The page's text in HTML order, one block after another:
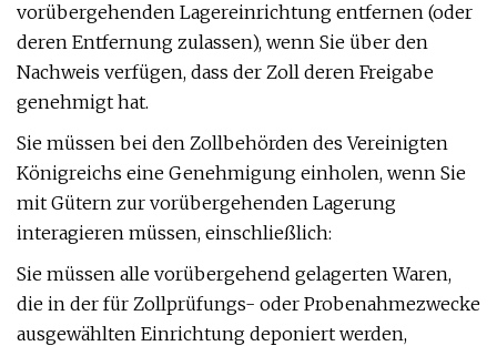
vorübergehenden Lagereinrichtung entfernen (oder
deren Entfernung zulassen), wenn Sie über den
Nachweis verfügen, dass der Zoll deren Freigabe
genehmigt hat.
Sie müssen bei den Zollbehörden des Vereinigten
Königreichs eine Genehmigung einholen, wenn Sie
mit Gütern zur vorübergehenden Lagerung
interagieren müssen, einschließlich:
Sie müssen alle vorübergehend gelagerten Waren,
die in der für Zollprüfungs- oder Probenahmezwecke
ausgewählten Einrichtung deponiert werden,